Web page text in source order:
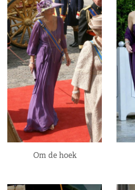
Om de hoek